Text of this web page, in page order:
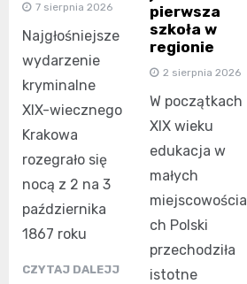
7 sierpnia 2026
Najgłośniejsze
wydarzenie
kryminalne
XIX-wiecznego
Krakowa
rozegrało się
nocą z 2 na 3
października
1867 roku
CZYTAJ DALEJJ
pierwsza
szkoła w
regionie
2 sierpnia 2026
W początkach
XIX wieku
edukacja w
małych
miejscowościa
ch Polski
przechodziła
istotne